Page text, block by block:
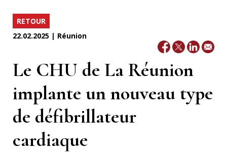
RETOUR
22.02.2025 | Réunion
Le CHU de La Réunion
implante un nouveau type
de défibrillateur
cardiaque